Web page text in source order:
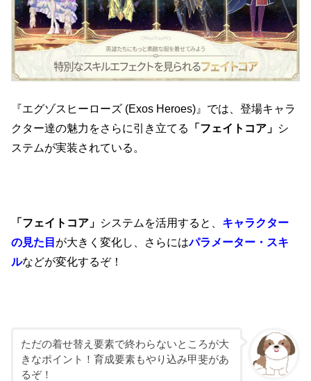
『エグゾスヒーローズ (Exos Heroes)』では、登場キャラ
クター達の魅力をさらに引き立てる
「フェイトコア」 シ
ステムが実装されている。
「フェイトコア」 システムを活用すると、 キャラクター
の見た目が大きく変化し、さらにはパラメーター・スキ
ルなどが変化するぞ！
ただの着せ替え要素で終わらないところが大
きなポイント！育成要素もやり込み甲斐があ
るぞ！